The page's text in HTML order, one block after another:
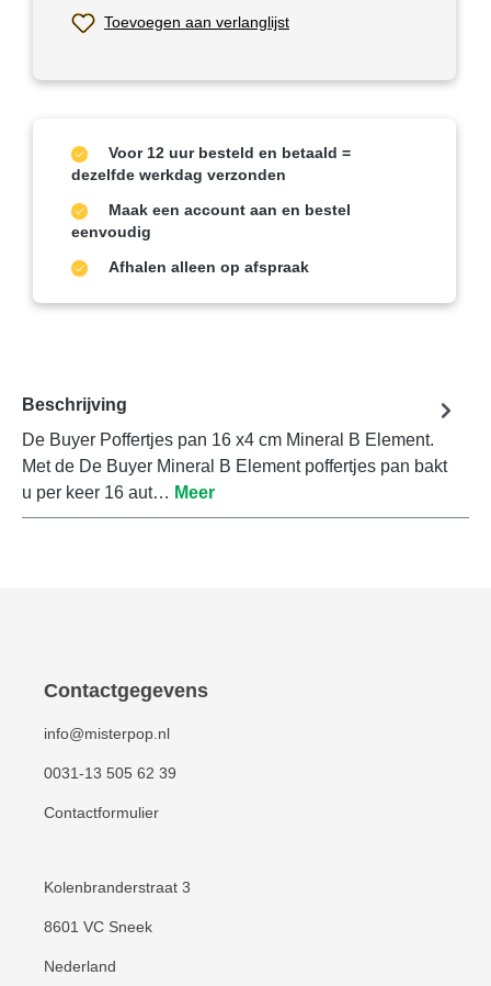
Toevoegen aan verlanglijst
Voor 12 uur besteld en betaald =
dezelfde werkdag verzonden
Maak een account aan en bestel
eenvoudig
Afhalen alleen op afspraak
Beschrijving
De Buyer Poffertjes pan 16 x4 cm Mineral B Element.
Met de De Buyer Mineral B Element poffertjes pan bakt
u per keer 16 aut… Meer
Contactgegevens
info@misterpop.nl
0031-13 505 62 39
Contactformulier
Kolenbranderstraat 3
8601 VC Sneek
Nederland